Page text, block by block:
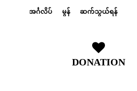
အင်္ဂလိပ် မွန် ဆက်သွယ်ရန်
DONATION